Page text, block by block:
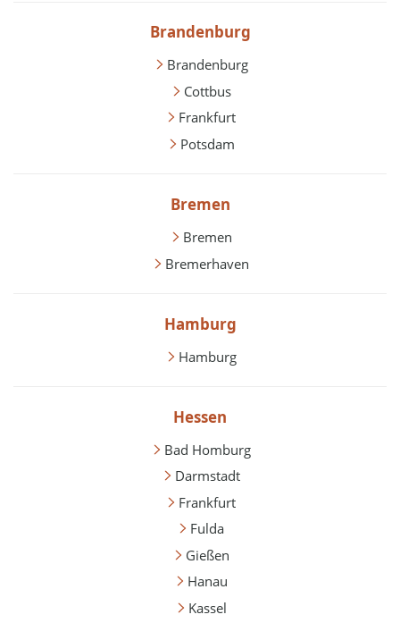
Brandenburg
Brandenburg
Cottbus
Frankfurt
Potsdam
Bremen
Bremen
Bremerhaven
Hamburg
Hamburg
Hessen
Bad Homburg
Darmstadt
Frankfurt
Fulda
Gießen
Hanau
Kassel